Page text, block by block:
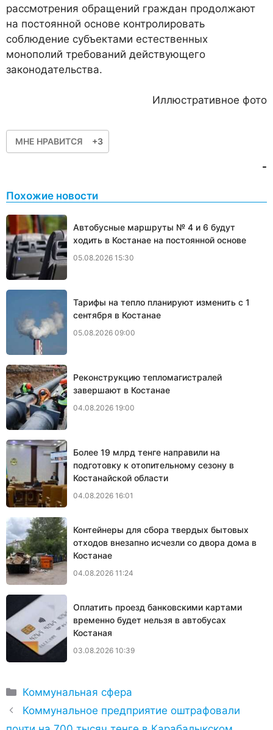
рассмотрения обращений граждан продолжают
на постоянной основе контролировать
соблюдение субъектами естественных
монополий требований действующего
законодательства.
Иллюстративное фото
МНЕ НРАВИТСЯ +3
-
Похожие новости
Автобусные маршруты № 4 и 6 будут
ходить в Костанае на постоянной основе
05.08.2026 15:30
Тарифы на тепло планируют изменить с 1
сентября в Костанае
05.08.2026 09:00
Реконструкцию тепломагистралей
завершают в Костанае
04.08.2026 19:00
Более 19 млрд тенге направили на
подготовку к отопительному сезону в
Костанайской области
04.08.2026 16:01
Контейнеры для сбора твердых бытовых
отходов внезапно исчезли со двора дома в
Костанае
04.08.2026 11:24
Оплатить проезд банковскими картами
временно будет нельзя в автобусах
Костаная
03.08.2026 10:39
Рубрики
Коммунальная сфера
Коммунальное предприятие оштрафовали